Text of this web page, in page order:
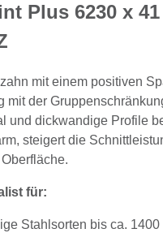
Plus 6230 x
mit einem positiven
mit der
und dickwandige Profile
steigert die
für:
Stahlsorten bis ca. 1400